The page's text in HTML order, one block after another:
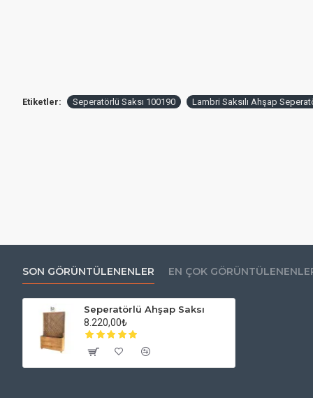
Etiketler: Seperatörlü Saksı 100190 Lambri Saksılı Ahşap
SON GÖRÜNTÜLENENLER EN ÇOK
Seperatörlü Ahşap Saksı
8.220,00₺